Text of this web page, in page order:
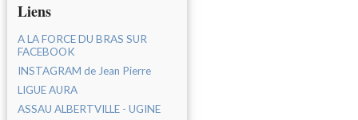
Liens
A LA FORCE DU BRAS SUR
FACEBOOK
INSTAGRAM de Jean Pierre
LIGUE AURA
ASSAU ALBERTVILLE - UGINE